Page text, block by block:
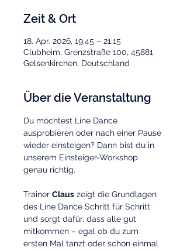
Zeit & Ort
18. Apr. 2026, 19:45 – 21:15
Clubheim, Grenzstraße 100, 45881
Gelsenkirchen, Deutschland
Über die Veranstaltung
Du möchtest Line Dance
ausprobieren oder nach einer Pause
wieder einsteigen? Dann bist du in
unserem Einsteiger-Workshop
genau richtig.
Trainer Claus zeigt die Grundlagen
des Line Dance Schritt für Schritt
und sorgt dafür, dass alle gut
mitkommen – egal ob du zum
ersten Mal tanzt oder schon einmal